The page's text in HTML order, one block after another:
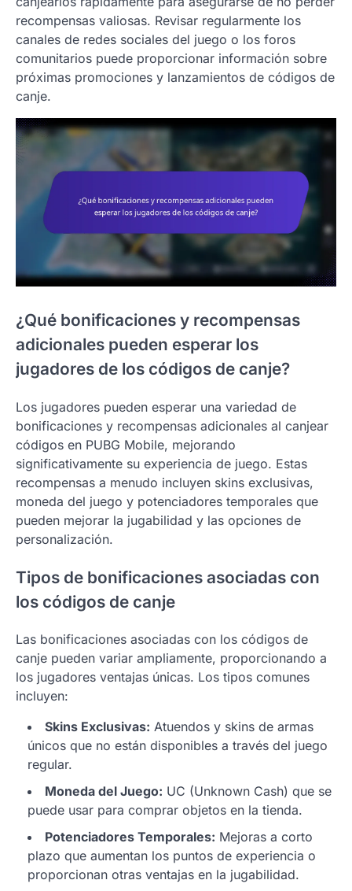
recompensas valiosas. Revisar regularmente los
canales de redes sociales del juego o los foros
comunitarios puede proporcionar información sobre
próximas promociones y lanzamientos de códigos de
canje.
¿Qué bonificaciones y recompensas
adicionales pueden esperar los
jugadores de los códigos de canje?
Los jugadores pueden esperar una variedad de
bonificaciones y recompensas adicionales al canjear
códigos en PUBG Mobile, mejorando
significativamente su experiencia de juego. Estas
recompensas a menudo incluyen skins exclusivas,
moneda del juego y potenciadores temporales que
pueden mejorar la jugabilidad y las opciones de
personalización.
Tipos de bonificaciones asociadas con
los códigos de canje
Las bonificaciones asociadas con los códigos de
canje pueden variar ampliamente, proporcionando a
los jugadores ventajas únicas. Los tipos comunes
incluyen:
Skins Exclusivas: Atuendos y skins de armas
únicos que no están disponibles a través del juego
regular.
Moneda del Juego: UC (Unknown Cash) que se
puede usar para comprar objetos en la tienda.
Potenciadores Temporales: Mejoras a corto
plazo que aumentan los puntos de experiencia o
proporcionan otras ventajas en la jugabilidad.